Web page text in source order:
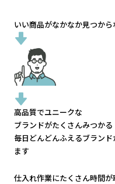
いい商品がなかなか見つから
高品質でユニークな
ブランドがたくさんみつかる
毎日どんどんふえるブランド
ます
仕入れ作業にたくさん時間が